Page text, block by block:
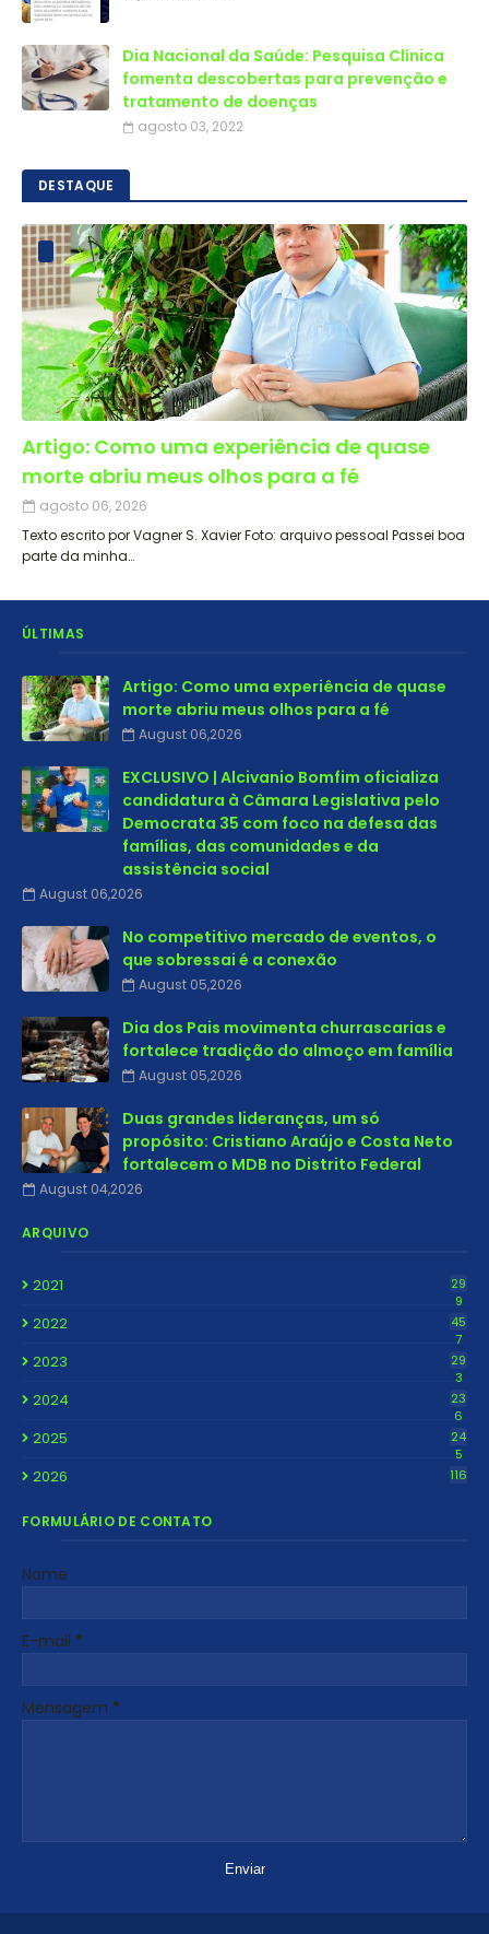
Dia Nacional da Saúde: Pesquisa Clínica
fomenta descobertas para prevenção e
tratamento de doenças
agosto 03, 2022
DESTAQUE
Artigo: Como uma experiência de quase
morte abriu meus olhos para a fé
agosto 06, 2026
Texto escrito por Vagner S. Xavier Foto: arquivo pessoal Passei boa
parte da minha…
ÚLTIMAS
Artigo: Como uma experiência de quase
morte abriu meus olhos para a fé
August 06,2026
EXCLUSIVO | Alcivanio Bomfim oficializa
candidatura à Câmara Legislativa pelo
Democrata 35 com foco na defesa das
famílias, das comunidades e da
assistência social
August 06,2026
No competitivo mercado de eventos, o
que sobressai é a conexão
August 05,2026
Dia dos Pais movimenta churrascarias e
fortalece tradição do almoço em família
August 05,2026
Duas grandes lideranças, um só
propósito: Cristiano Araújo e Costa Neto
fortalecem o MDB no Distrito Federal
August 04,2026
ARQUIVO
2021
29
9
2022
45
7
2023
29
3
2024
23
6
2025
24
5
2026 116
FORMULÁRIO DE CONTATO
Nome
E-mail *
Mensagem *